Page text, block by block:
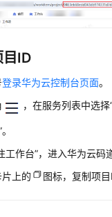
目ID
登录华为云控制台页面。
，在服务列表中选择
。
工作台”，进入华为云码
上的
图标，复制项目